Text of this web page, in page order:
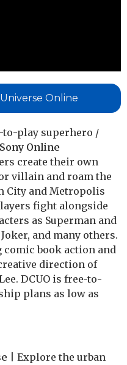
Online
to-play superhero /
Sony Online
create their own
villain and roam the
City and Metropolis
fight alongside
as Superman and
and many others.
book action and
direction of
DCUO is free-to-
plans as low as
| Explore the urban